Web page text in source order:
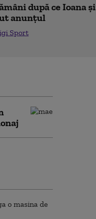
după ce Ioana și
anunțul
Sport